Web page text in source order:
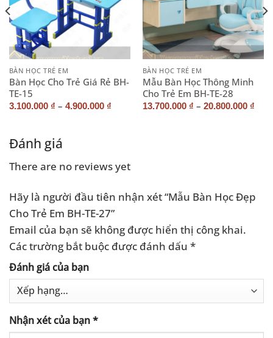
BÀN HỌC TRẺ EM
Bàn Học Cho Trẻ Giá Rẻ BH-
TE-15
3.100.000 ₫ – 4.900.000 ₫
BÀN HỌC TRẺ EM
Mẫu Bàn Học Thông Minh
Cho Trẻ Em BH-TE-28
13.700.000 ₫ – 20.800.000 ₫
Đánh giá
There are no reviews yet
Hãy là người đầu tiên nhận xét “Mẫu Bàn Học Đẹp
Cho Trẻ Em BH-TE-27”
Email của bạn sẽ không được hiển thị công khai.
Các trường bắt buộc được đánh dấu *
Đánh giá của bạn
Nhận xét của bạn*